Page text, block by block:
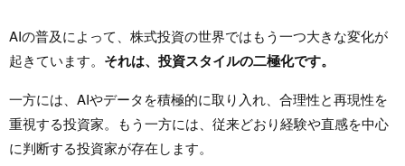
AIの普及によって、株式投資の世界ではもう一つ大きな変化が
起きています。 それは、投資スタイルの二極化です。
一方には、AIやデータを積極的に取り入れ、合理性と再現性を
重視する投資家。もう一方には、従来どおり経験や直感を中心
に判断する投資家が存在します。